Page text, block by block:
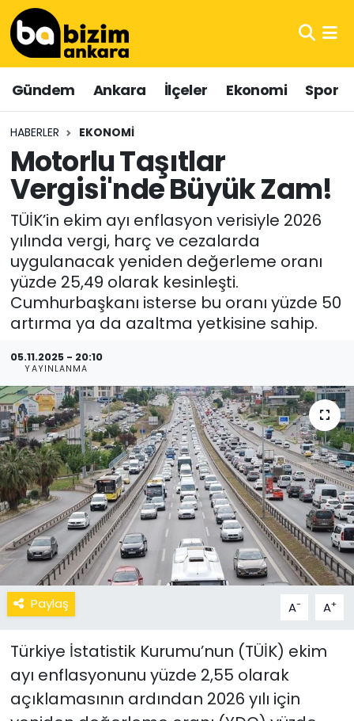
Gündem Ankara İlçeler Ekonomi Spor
HABERLER EKONOMI
Motorlu Taşıtlar
Vergisi'nde Büyük Zam!
TÜİK’in ekim ayı enflasyon verisiyle 2026
yılında vergi, harç ve cezalarda
uygulanacak yeniden değerleme oranı
yüzde 25,49 olarak kesinleşti.
Cumhurbaşkanı isterse bu oranı yüzde 50
artırma ya da azaltma yetkisine sahip.
05.11.2025 - 20:10
YAYINLANMA
Paylaş A- A+
Türkiye İstatistik Kurumu’nun (TÜİK) ekim
ayı enflasyonunu yüzde 2,55 olarak
açıklamasının ardından 2026 yılı için
Hava Durumu
Trafik Durumu
Süper Lig Puan Durumu ve Fikstür
Tüm Manşetler
Son Dakika Haberleri
Haber Arşivi